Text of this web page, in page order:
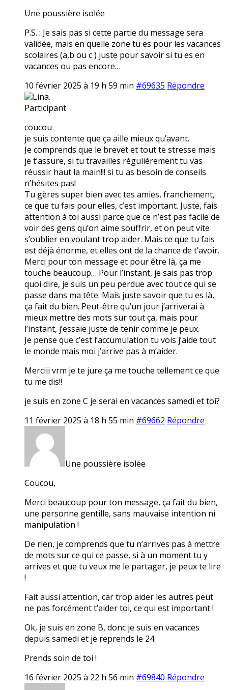
Une poussière isolée
P.S. : Je sais pas si cette partie du message sera
validée, mais en quelle zone tu es pour les vacances
scolaires (a,b ou c ) juste pour savoir si tu es en
vacances ou pas encore…
10 février 2025 à 19 h 59 min #69635 Répondre
Lina.
Participant
coucou
je suis contente que ça aille mieux qu’avant.
Je comprends que le brevet et tout te stresse mais
je t’assure, si tu travailles régulièrement tu vas
réussir haut la main!!! si tu as besoin de conseils
n’hésites pas!
Tu gères super bien avec tes amies, franchement,
ce que tu fais pour elles, c’est important. Juste, fais
attention à toi aussi parce que ce n’est pas facile de
voir des gens qu’on aime souffrir, et on peut vite
s’oublier en voulant trop aider. Mais ce que tu fais
est déjà énorme, et elles ont de la chance de t’avoir.
Merci pour ton message et pour être là, ça me
touche beaucoup… Pour l’instant, je sais pas trop
quoi dire, je suis un peu perdue avec tout ce qui se
passe dans ma tête. Mais juste savoir que tu es là,
ça fait du bien. Peut-être qu’un jour j’arriverai à
mieux mettre des mots sur tout ça, mais pour
l’instant, j’essaie juste de tenir comme je peux.
Je pense que c’est l’accumulation tu vois j’aide tout
le monde mais moi j’arrive pas à m’aider.
Merciii vrm je te jure ça me touche tellement ce que
tu me dis!!
je suis en zone C je serai en vacances samedi et toi?
11 février 2025 à 18 h 55 min #69662 Répondre
Une poussière isolée
Coucou,
Merci beaucoup pour ton message, ça fait du bien,
une personne gentille, sans mauvaise intention ni
manipulation !
De rien, je comprends que tu n’arrives pas à mettre
de mots sur ce qui ce passe, si à un moment tu y
arrives et que tu veux me le partager, je peux te lire
!
Fait aussi attention, car trop aider les autres peut
ne pas forcément t’aider toi, ce qui est important !
Ok, je suis en zone B, donc je suis en vacances
depuis samedi et je reprends le 24.
Prends soin de toi !
16 février 2025 à 22 h 56 min #69840 Répondre